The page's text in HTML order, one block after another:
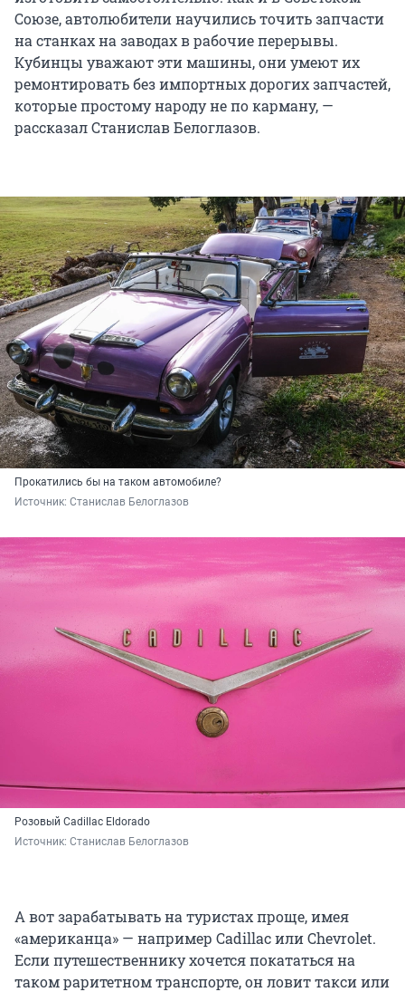
Союзе, автолюбители научились точить запчасти
на станках на заводах в рабочие перерывы.
Кубинцы уважают эти машины, они умеют их
ремонтировать без импортных дорогих запчастей,
которые простому народу не по карману, —
рассказал Станислав Белоглазов.
Прокатились бы на таком автомобиле?
Источник: Станислав Белоглазов
Розовый Cadillac Eldorado
Источник: Станислав Белоглазов
А вот зарабатывать на туристах проще, имея
«американца» — например Cadillac или Chevrolet.
Если путешественнику хочется покататься на
таком раритетном транспорте, он ловит такси или